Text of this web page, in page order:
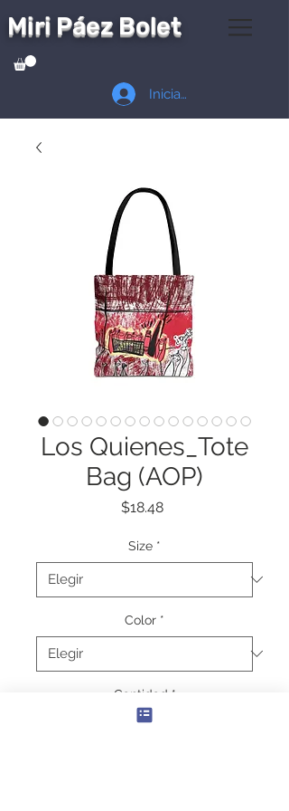
Miri Páez Bolet
Iniciar sesión
Los Quienes_Tote
Bag (AOP)
$18.48Precio
Size *
Color *
Cantidad *